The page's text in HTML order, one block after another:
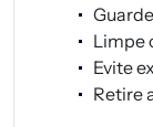
Limpe
Evite
Retire